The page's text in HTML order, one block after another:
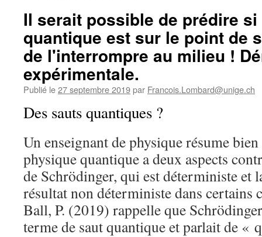
Il serait possible de prédire
quantique est sur le point de
de l'interrompre au milieu !
expérimentale.
Publié le27 septembre 2019par Francois.Lombard@unige.ch
Des sauts quantiques ?
Un enseignant de physique résume
physique quantique a deux aspects
de Schrödinger, qui est déterministe et
résultat non déterministe dans certains
Ball, P. (2019) rappelle que
terme de saut quantique et parlait de «